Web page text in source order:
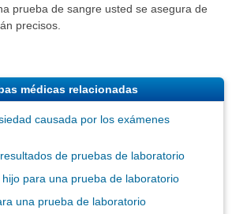
prueba de sangre usted se asegura de
precisos.
médicas relacionadas
causada por los exámenes
de pruebas de laboratorio
para una prueba de laboratorio
una prueba de laboratorio